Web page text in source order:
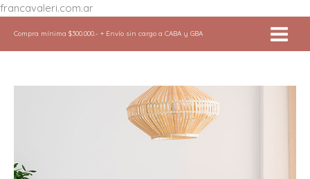
francavaleri.com.ar
contenido
Compra mínima $300.000.- + Envío sin cargo a CABA y GBA